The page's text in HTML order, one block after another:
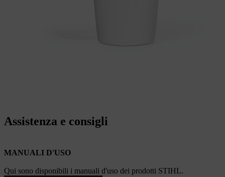
Assistenza e consigli
MANUALI D'USO
Qui sono disponibili i manuali d'uso dei prodotti STIHL.